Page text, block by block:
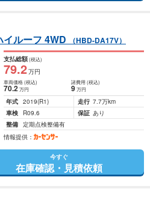
ルーフ 4WD （HBD-DA17V）
支払総額(税込)
79.2万円
車両価格(税込)
70.2万円
諸費用 (税込)
9 万円
年式 2019(R1) 走行 7.7万km
車検
R09.6 保証 あり
整備 定期点検整備有
情報提供：
今すぐ
在庫確認・見積依頼